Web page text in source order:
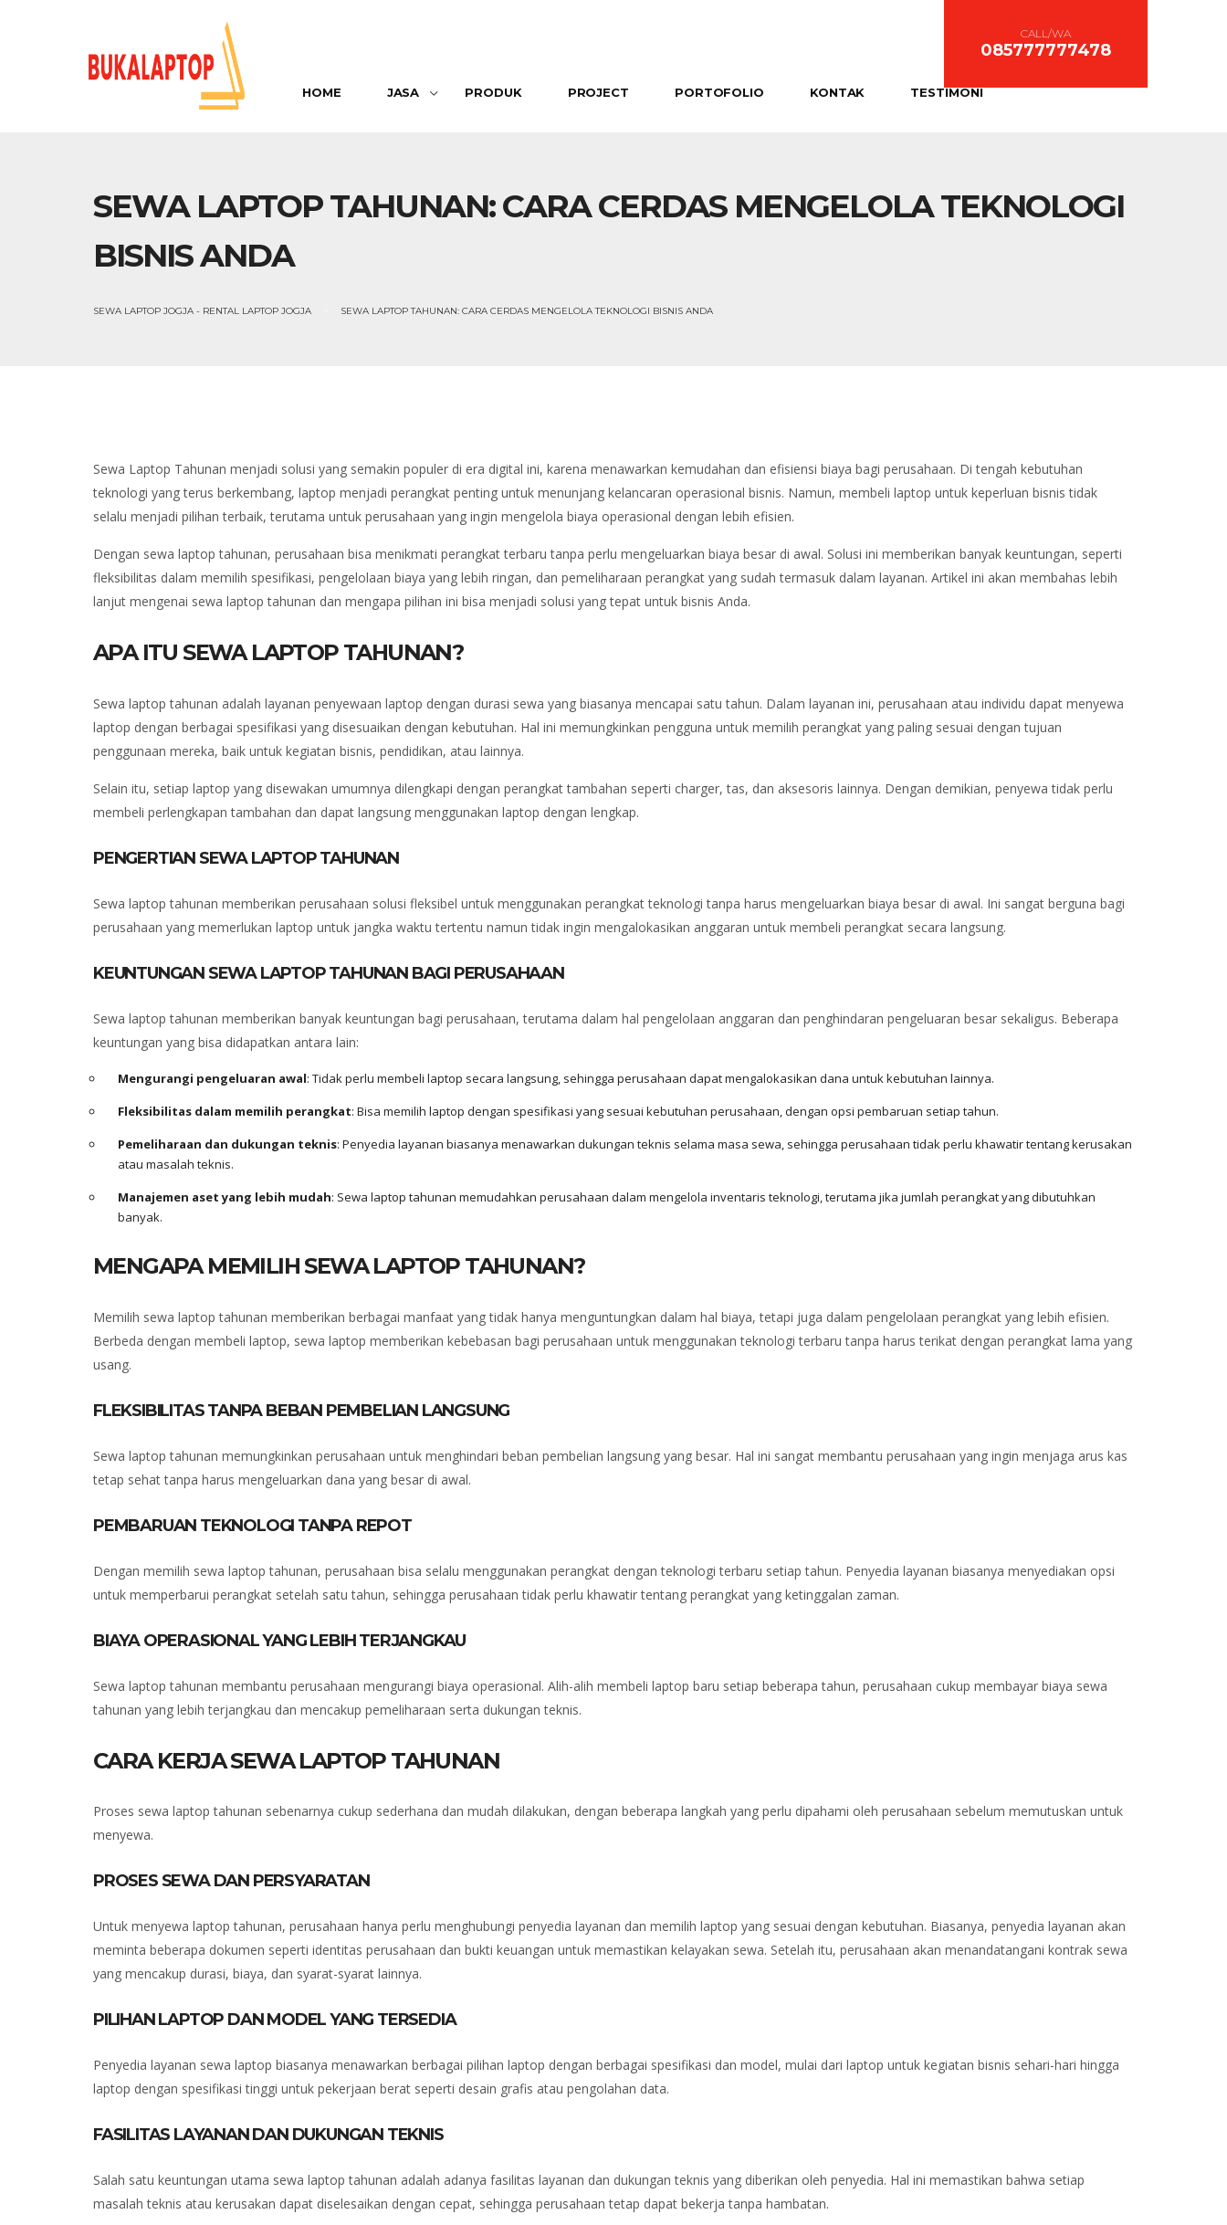
HOME JASA PRODUK PROJECT PORTOFOLIO KONTAK TESTIMONI
CALL/WA
085777777478
SEWA LAPTOP TAHUNAN: CARA CERDAS MENGELOLA TEKNOLOGI
BISNIS ANDA
SEWA LAPTOP JOGJA - RENTAL LAPTOP JOGJA SEWA LAPTOP TAHUNAN: CARA CERDAS MENGELOLA TEKNOLOGI BISNIS ANDA
Sewa Laptop Tahunan menjadi solusi yang semakin populer di era digital ini, karena menawarkan kemudahan dan efisiensi biaya bagi perusahaan. Di tengah kebutuhan
teknologi yang terus berkembang, laptop menjadi perangkat penting untuk menunjang kelancaran operasional bisnis. Namun, membeli laptop untuk keperluan bisnis tidak
selalu menjadi pilihan terbaik, terutama untuk perusahaan yang ingin mengelola biaya operasional dengan lebih efisien.
Dengan sewa laptop tahunan, perusahaan bisa menikmati perangkat terbaru tanpa perlu mengeluarkan biaya besar di awal. Solusi ini memberikan banyak keuntungan, seperti
fleksibilitas dalam memilih spesifikasi, pengelolaan biaya yang lebih ringan, dan pemeliharaan perangkat yang sudah termasuk dalam layanan. Artikel ini akan membahas lebih
lanjut mengenai sewa laptop tahunan dan mengapa pilihan ini bisa menjadi solusi yang tepat untuk bisnis Anda.
APA ITU SEWA LAPTOP TAHUNAN?
Sewa laptop tahunan adalah layanan penyewaan laptop dengan durasi sewa yang biasanya mencapai satu tahun. Dalam layanan ini, perusahaan atau individu dapat menyewa
laptop dengan berbagai spesifikasi yang disesuaikan dengan kebutuhan. Hal ini memungkinkan pengguna untuk memilih perangkat yang paling sesuai dengan tujuan
penggunaan mereka, baik untuk kegiatan bisnis, pendidikan, atau lainnya.
Selain itu, setiap laptop yang disewakan umumnya dilengkapi dengan perangkat tambahan seperti charger, tas, dan aksesoris lainnya. Dengan demikian, penyewa tidak perlu
membeli perlengkapan tambahan dan dapat langsung menggunakan laptop dengan lengkap.
PENGERTIAN SEWA LAPTOP TAHUNAN
Sewa laptop tahunan memberikan perusahaan solusi fleksibel untuk menggunakan perangkat teknologi tanpa harus mengeluarkan biaya besar di awal. Ini sangat berguna bagi
perusahaan yang memerlukan laptop untuk jangka waktu tertentu namun tidak ingin mengalokasikan anggaran untuk membeli perangkat secara langsung.
KEUNTUNGAN SEWA LAPTOP TAHUNAN BAGI PERUSAHAAN
Sewa laptop tahunan memberikan banyak keuntungan bagi perusahaan, terutama dalam hal pengelolaan anggaran dan penghindaran pengeluaran besar sekaligus. Beberapa
keuntungan yang bisa didapatkan antara lain:
Mengurangi pengeluaran awal: Tidak perlu membeli laptop secara langsung, sehingga perusahaan dapat mengalokasikan dana untuk kebutuhan lainnya.
Fleksibilitas dalam memilih perangkat: Bisa memilih laptop dengan spesifikasi yang sesuai kebutuhan perusahaan, dengan opsi pembaruan setiap tahun.
Pemeliharaan dan dukungan teknis: Penyedia layanan biasanya menawarkan dukungan teknis selama masa sewa, sehingga perusahaan tidak perlu khawatir tentang kerusakan
atau masalah teknis.
Manajemen aset yang lebih mudah: Sewa laptop tahunan memudahkan perusahaan dalam mengelola inventaris teknologi, terutama jika jumlah perangkat yang dibutuhkan
banyak.
MENGAPA MEMILIH SEWA LAPTOP TAHUNAN?
Memilih sewa laptop tahunan memberikan berbagai manfaat yang tidak hanya menguntungkan dalam hal biaya, tetapi juga dalam pengelolaan perangkat yang lebih efisien.
Berbeda dengan membeli laptop, sewa laptop memberikan kebebasan bagi perusahaan untuk menggunakan teknologi terbaru tanpa harus terikat dengan perangkat lama yang
usang.
FLEKSIBILITAS TANPA BEBAN PEMBELIAN LANGSUNG
Sewa laptop tahunan memungkinkan perusahaan untuk menghindari beban pembelian langsung yang besar. Hal ini sangat membantu perusahaan yang ingin menjaga arus kas
tetap sehat tanpa harus mengeluarkan dana yang besar di awal.
PEMBARUAN TEKNOLOGI TANPA REPOT
Dengan memilih sewa laptop tahunan, perusahaan bisa selalu menggunakan perangkat dengan teknologi terbaru setiap tahun. Penyedia layanan biasanya menyediakan opsi
untuk memperbarui perangkat setelah satu tahun, sehingga perusahaan tidak perlu khawatir tentang perangkat yang ketinggalan zaman.
BIAYA OPERASIONAL YANG LEBIH TERJANGKAU
Sewa laptop tahunan membantu perusahaan mengurangi biaya operasional. Alih-alih membeli laptop baru setiap beberapa tahun, perusahaan cukup membayar biaya sewa
tahunan yang lebih terjangkau dan mencakup pemeliharaan serta dukungan teknis.
CARA KERJA SEWA LAPTOP TAHUNAN
Proses sewa laptop tahunan sebenarnya cukup sederhana dan mudah dilakukan, dengan beberapa langkah yang perlu dipahami oleh perusahaan sebelum memutuskan untuk
menyewa.
PROSES SEWA DAN PERSYARATAN
Untuk menyewa laptop tahunan, perusahaan hanya perlu menghubungi penyedia layanan dan memilih laptop yang sesuai dengan kebutuhan. Biasanya, penyedia layanan akan
meminta beberapa dokumen seperti identitas perusahaan dan bukti keuangan untuk memastikan kelayakan sewa. Setelah itu, perusahaan akan menandatangani kontrak sewa
yang mencakup durasi, biaya, dan syarat-syarat lainnya.
PILIHAN LAPTOP DAN MODEL YANG TERSEDIA
Penyedia layanan sewa laptop biasanya menawarkan berbagai pilihan laptop dengan berbagai spesifikasi dan model, mulai dari laptop untuk kegiatan bisnis sehari-hari hingga
laptop dengan spesifikasi tinggi untuk pekerjaan berat seperti desain grafis atau pengolahan data.
FASILITAS LAYANAN DAN DUKUNGAN TEKNIS
Salah satu keuntungan utama sewa laptop tahunan adalah adanya fasilitas layanan dan dukungan teknis yang diberikan oleh penyedia. Hal ini memastikan bahwa setiap
masalah teknis atau kerusakan dapat diselesaikan dengan cepat, sehingga perusahaan tetap dapat bekerja tanpa hambatan.